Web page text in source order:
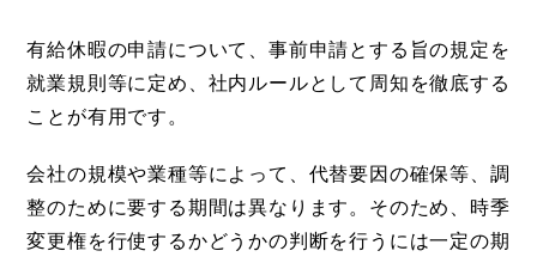
有給休暇の申請について、事前申請とする旨の規定を
就業規則等に定め、社内ルールとして周知を徹底する
ことが有用です。
会社の規模や業種等によって、代替要因の確保等、調
整のために要する期間は異なります。そのため、時季
変更権を行使するかどうかの判断を行うには一定の期